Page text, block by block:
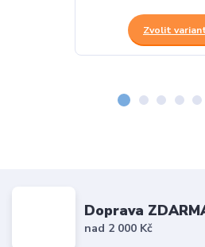
Zvolit
Doprava
nad 2 000 Kč